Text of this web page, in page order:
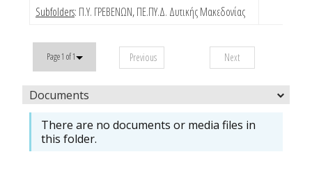
Subfolders: Π.Υ. ΓΡΕΒΕΝΩΝ,ΠΕ.ΠΥ.Δ. Δυτικής Μακεδονίας
Page 1 of 1 Previous Next
Documents
There are no documents or media files in
this folder.